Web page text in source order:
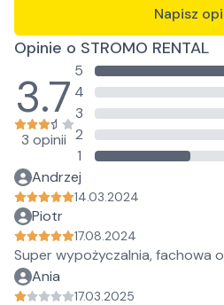
Napisz
Opinie o STROMO RENTAL
3.7
3 opinii
5
4
3
2
1
Andrzej
14.03.2024
Piotr
17.08.2024
Super wypożyczalnia, fachowa
Ania
17.03.2025